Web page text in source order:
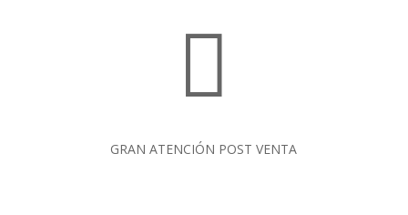

GRAN ATENCIÓN POST VENTA